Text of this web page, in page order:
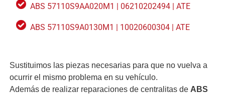
ABS 57110S9AA020M1 | 06210202494 | ATE
ABS 57110S9A0130M1 | 10020600304 | ATE
Sustituimos las piezas necesarias para que no vuelva a
ocurrir el mismo problema en su vehículo.
Además de realizar reparaciones de centralitas de ABS